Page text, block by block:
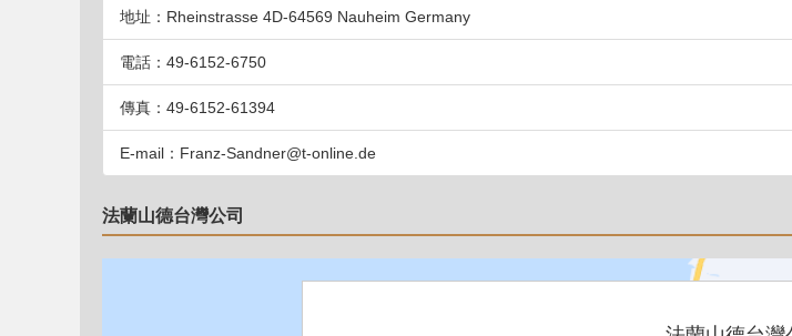
地址：Rheinstrasse 4D-64569 Nauheim Germany
電話：49-6152-6750
傳真：49-6152-61394
E-mail：Franz-Sandner@t-online.de
法蘭山德台灣公司